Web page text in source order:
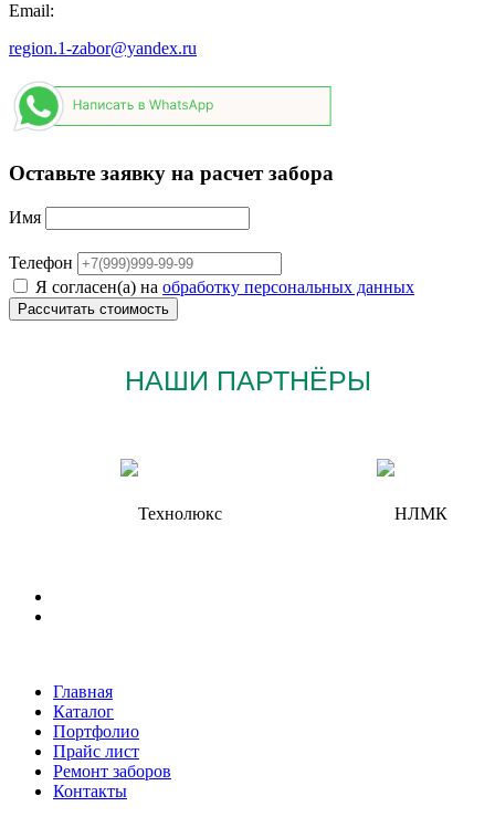
Email:
region.1-zabor@yandex.ru
Оставьте заявку на расчет забора
Имя
Телефон
Я согласен(а) на обработку персональных данных
НАШИ ПАРТНЁРЫ
Главная
Каталог
Портфолио
Прайс лист
Ремонт заборов
Контакты